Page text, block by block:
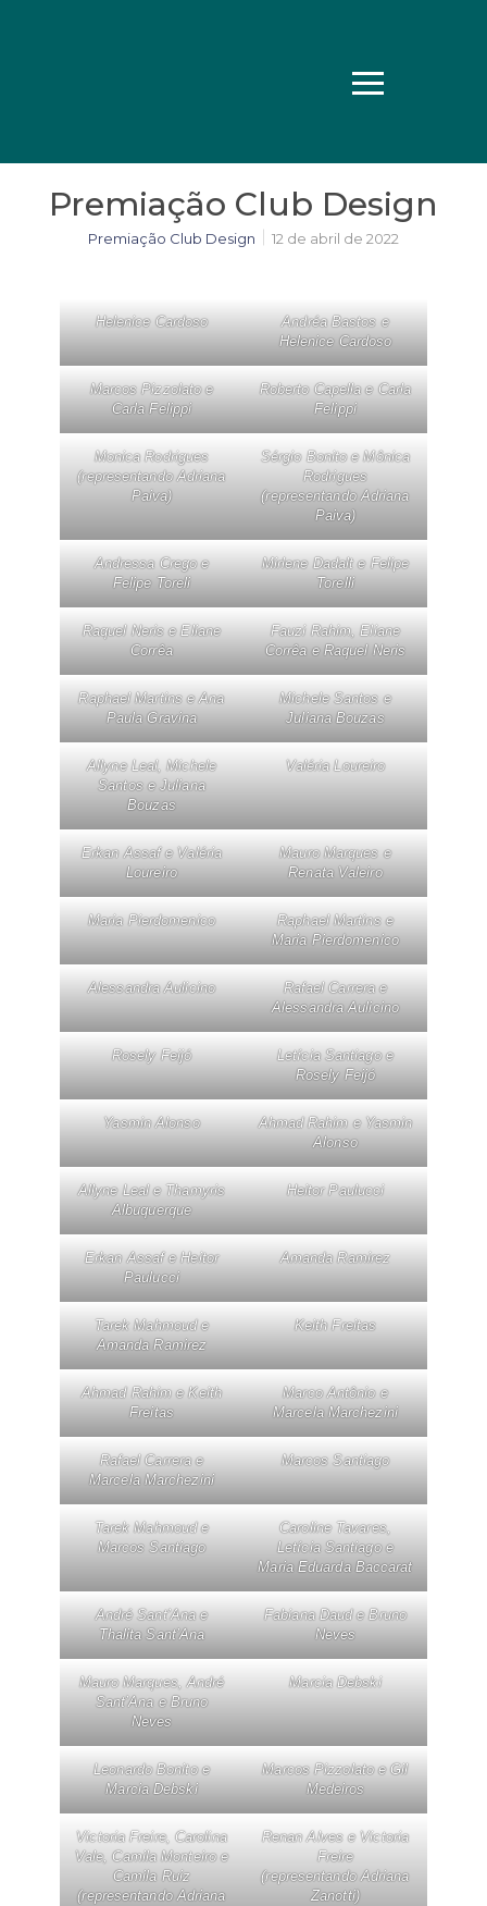
Premiação Club Design
Premiação Club Design 12 de abril de 2022
Helenice Cardoso
Andréa Bastos e
Helenice Cardoso
Marcos Pizzolato e
Carla Felippi
Roberto Capella e Carla
Felippi
Monica Rodrigues
(representando Adriana
Paiva)
Sérgio Bonito e Mônica
Rodrigues
(representando Adriana
Paiva)
Andressa Crego e
Felipe Toreli
Mirlene Dadalt e Felipe
Torelli
Raquel Neris e Eliane
Corrêa
Fauzi Rahim, Eliane
Corrêa e Raquel Neris
Raphael Martins e Ana
Paula Gravina
Michele Santos e
Juliana Bouzas
Allyne Leal, Michele
Santos e Juliana
Bouzas
Valéria Loureiro
Erkan Assaf e Valéria
Loureiro
Mauro Marques e
Renata Valeiro
Maria Pierdomenico
Raphael Martins e
Maria Pierdomenico
Alessandra Aulicino
Rafael Carrera e
Alessandra Aulicino
Rosely Feijó
Letícia Santiago e
Rosely Feijó
Yasmin Alonso
Ahmad Rahim e Yasmin
Alonso
Allyne Leal e Thamyris
Albuquerque
Heitor Paulucci
Erkan Assaf e Heitor
Paulucci
Amanda Ramirez
Tarek Mahmoud e
Amanda Ramirez
Keith Freitas
Ahmad Rahim e Keith
Freitas
Marco Antônio e
Marcela Marchezini
Rafael Carrera e
Marcela Marchezini
Marcos Santiago
Tarek Mahmoud e
Marcos Santiago
Caroline Tavares,
Letícia Santiago e
Maria Eduarda Baccarat
André Sant’Ana e
Thalita Sant’Ana
Fabiana Daud e Bruno
Neves
Mauro Marques, André
Sant’Ana e Bruno
Neves
Marcia Debski
Leonardo Bonito e
Marcia Debski
Marcos Pizzolato e Gil
Medeiros
Victoria Freire, Carolina
Vale, Camila Monteiro e
Camila Ruiz
(representando Adriana
Renan Alves e Victoria
Freire
(representando Adriana
Zanotti)